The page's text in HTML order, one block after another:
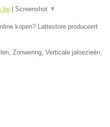
Screenshot ▼
kopen? Lattestore produceert
Zonwering, Verticale jaloezieën,